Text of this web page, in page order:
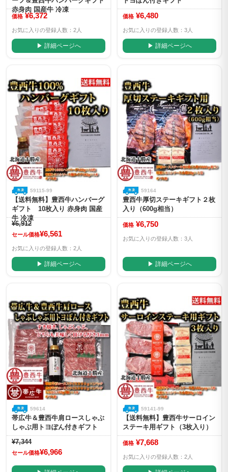
赤身肉 国産牛 冷凍
価格¥6,372
お気に入りの登録人数：2人
▶ 詳細ページへ
価格 ¥6,480
お気に入りの登録人数：3人
▶ 詳細ページへ
59115-99
【送料無料】豊西牛ハンバーグ
ギフト 10枚入り 赤身肉 国産
牛 冷凍
¥6,912
セール価格¥6,561
お気に入りの登録人数：2人
▶ 詳細ページへ
59164
豊西牛厚切ステーキギフト２枚
入り（600g相当）
価格 ¥6,750
お気に入りの登録人数：3人
▶ 詳細ページへ
59614
帯広牛＆豊西牛肩ロースしゃぶ
しゃぶ用トヨぽん付きギフト
¥7,344
セール価格¥6,966
59141-99
【送料無料】豊西牛サーロイン
ステーキ用ギフト（3枚入り）
価格 ¥7,668
お気に入りの登録人数：2人